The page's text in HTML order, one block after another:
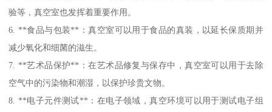
验等，真空室也发挥着重要作用。
6. **食品与包装**：真空室可以用于食品的真装，以延长保质期并
减少氧化和细菌的滋生。
7. **艺术品保护**：在艺术品修复与保存中，真空室可以用于去除
空气中的污染物和潮湿，以保护珍贵文物。
8. **电子元件测试**：在电子领域，真空环境可以用于测试电子组